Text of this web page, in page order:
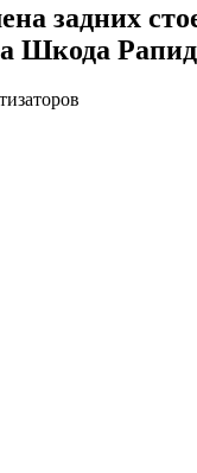
задних
Шкода Рапид